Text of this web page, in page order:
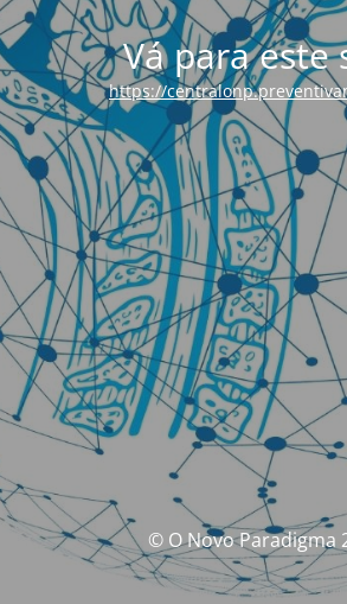
Vá para este
https://
© O Novo Paradigma